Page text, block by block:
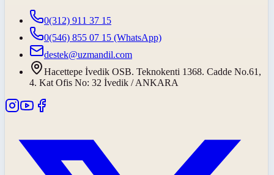
0(312) 911 37 15
0(546) 855 07 15 (WhatsApp)
destek@uzmandil.com
Hacettepe İvedik OSB. Teknokenti 1368. Cadde No.61,
4. Kat Ofis No: 32 İvedik / ANKARA